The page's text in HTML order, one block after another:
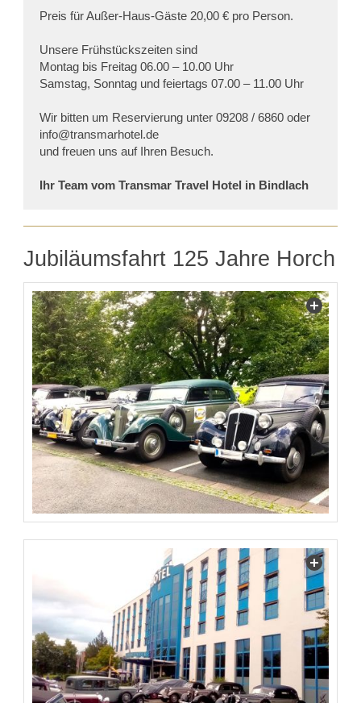
Preis für Außer-Haus-Gäste 20,00 € pro Person.
Unsere Frühstückszeiten sind
Montag bis Freitag 06.00 – 10.00 Uhr
Samstag, Sonntag und feiertags 07.00 – 11.00 Uhr
Wir bitten um Reservierung unter 09208 / 6860 oder
info@transmarhotel.de
und freuen uns auf Ihren Besuch.
Ihr Team vom Transmar Travel Hotel in Bindlach
Jubiläumsfahrt 125 Jahre Horch